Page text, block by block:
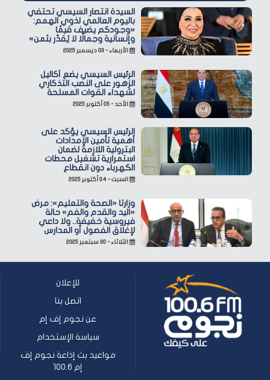
السيدة انتصار السيسي تحتفي
باليوم العالمي لذوي الهمم:
«وجودكم يضيف قيمًا
وإنسانية وجمالًا لا يُقدّر بثمن»
الأربعاء - ٠٣ ديسمبر ٢٠٢٥
الرئيس السيسي يضع أكاليل
الزهور على النصب التذكاري
لشهداء القوات المسلحة
الأحد - ٠٥ أكتوبر ٢٠٢٥
الرئيس السيسي يؤكد على
أهمية تأمين الإمدادات
البترولية اللازمة لضمان
استمرارية تشغيل محطات
الكهرباء دون انقطاع
السبت - ٠٤ أكتوبر ٢٠٢٥
وزارتا «الصحة والتعليم»: مرض
«اليد والقدم والفم» حالة
فيروسية خفيفة.. ولا داعي
لإغلاق الفصول أو المدارس
الثلاثاء - ٣٠ سبتمبر ٢٠٢٥
للإعلان
اتصل بنا
عن نجوم إف إم
سياسة الإستخدام
مواعيد بث إذاعة نجوم إف
إم 100.6